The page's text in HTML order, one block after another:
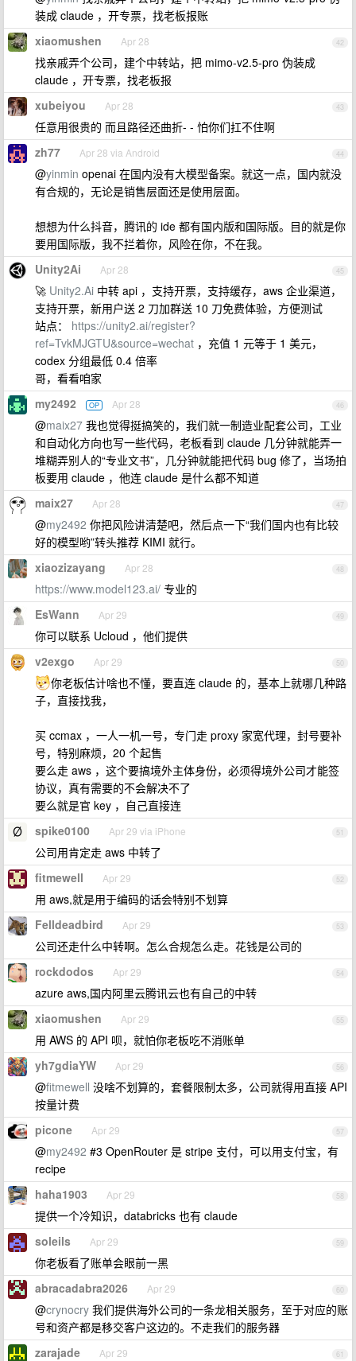
装成 claude ，开专票，找老板报账
42
xiaomushen Apr 28
找亲戚弄个公司，建个中转站，把 mimo-v2.5-pro 伪装成
claude ，开专票，找老板报
43
xubeiyou Apr 28
任意用很贵的 而且路径还曲折- - 怕你们扛不住啊
44
zh77 Apr 28 via Android
@yinmin openai 在国内没有大模型备案。就这一点，国内就没
有合规的，无论是销售层面还是使用层面。
想想为什么抖音，腾讯的 ide 都有国内版和国际版。目的就是你
要用国际版，我不拦着你，风险在你，不在我。
45
Unity2Ai Apr 28
🚀 Unity2.Ai 中转 api ，支持开票，支持缓存，aws 企业渠道，
支持开票，新用户送 2 刀加群送 10 刀免费体验，方便测试
站点： https://unity2.ai/register?
ref=TvkMJGTU&source=wechat ，充值 1 元等于 1 美元，
codex 分组最低 0.4 倍率
哥，看看咱家
46
my2492 OP Apr 28
@maix27 我也觉得挺搞笑的，我们就一制造业配套公司，工业
和自动化方向也写一些代码，老板看到 claude 几分钟就能弄一
堆糊弄别人的“专业文书”，几分钟就能把代码 bug 修了，当场拍
板要用 claude ，他连 claude 是什么都不知道
47
maix27 Apr 28
@my2492 你把风险讲清楚吧，然后点一下“我们国内也有比较
好的模型哟”转头推荐 KIMI 就行。
48
xiaozizayang Apr 28
https://www.model123.ai/ 专业的
49
EsWann Apr 29
你可以联系 Ucloud ，他们提供
50
v2exgo Apr 29
你老板估计啥也不懂，要直连 claude 的，基本上就哪几种路
子，直接找我，
买 ccmax ，一人一机一号，专门走 proxy 家宽代理，封号要补
号，特别麻烦，20 个起售
要么走 aws ，这个要搞境外主体身份，必须得境外公司才能签
协议，真有需要的不会解决不了
要么就是官 key ，自己直接连
51
spike0100 Apr 29 via iPhone
公司用肯定走 aws 中转了
52
fitmewell Apr 29
用 aws,就是用于编码的话会特别不划算
53
Felldeadbird Apr 29
公司还走什么中转啊。怎么合规怎么走。花钱是公司的
54
rockdodos Apr 29
azure aws,国内阿里云腾讯云也有自己的中转
55
xiaomushen Apr 29
用 AWS 的 API 呗，就怕你老板吃不消账单
56
yh7gdiaYW Apr 29
@fitmewell 没啥不划算的，套餐限制太多，公司就得用直接 API
按量计费
57
picone Apr 29
@my2492 #3 OpenRouter 是 stripe 支付，可以用支付宝，有
recipe
58
haha1903 Apr 29
提供一个冷知识，databricks 也有 claude
59
soleils Apr 29
你老板看了账单会眼前一黑
60
abracadabra2026 Apr 29
@crynocry 我们提供海外公司的一条龙相关服务，至于对应的账
号和资产都是移交客户这边的。不走我们的服务器
61
zarajade Apr 29